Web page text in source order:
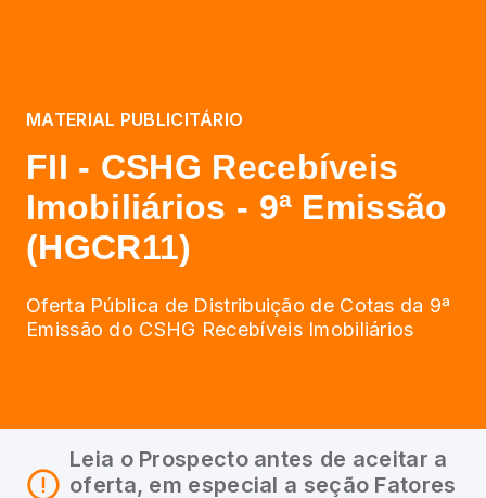
MATERIAL PUBLICITÁRIO
FII - CSHG Recebíveis
Imobiliários - 9ª Emissão
(HGCR11)
Oferta Pública de Distribuição de Cotas da 9ª
Emissão do CSHG Recebíveis Imobiliários
Leia o Prospecto antes de aceitar a
oferta, em especial a seção Fatores